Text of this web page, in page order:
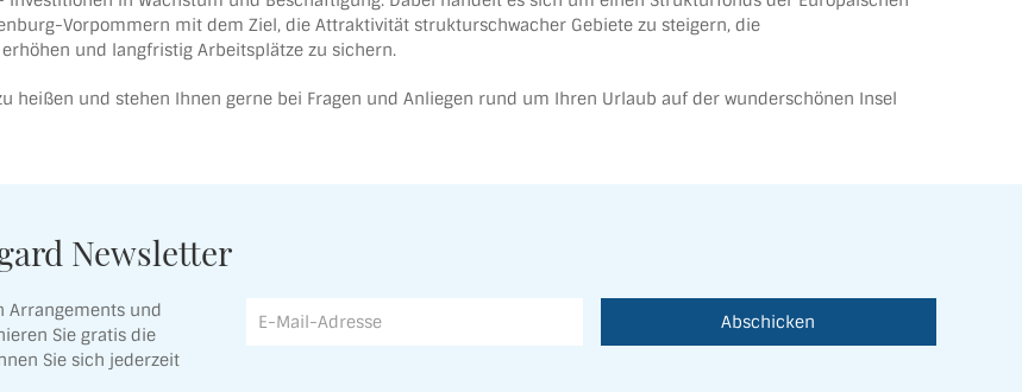
Vorpommern mit dem Ziel, die Attraktivität strukturschwacher Gebiete zu steigern, die
und langfristig Arbeitsplätze zu sichern.
heißen und stehen Ihnen gerne bei Fragen und Anliegen rund um Ihren Urlaub auf der wunderschönen Insel
Newsletter
Arrangements und
Sie gratis die
Sie sich jederzeit
Abschicken